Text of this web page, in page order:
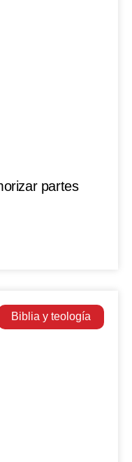
partes
Biblia y teología